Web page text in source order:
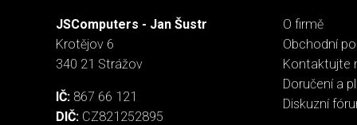
JSComputers - Jan Šustr
Krotějov 6
340 21 Strážov
IČ: 867 66 121
DIČ: CZ821252895
O firmě
Obchodní
Kontaktujte
Doručení a
Diskuzní